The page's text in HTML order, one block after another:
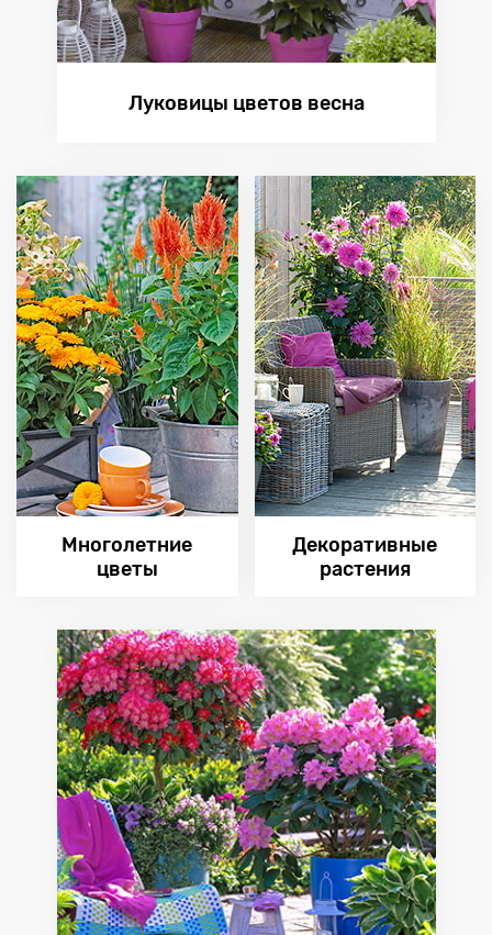
Луковицы цветов весна
Многолетние
цветы
Декоративные
растения